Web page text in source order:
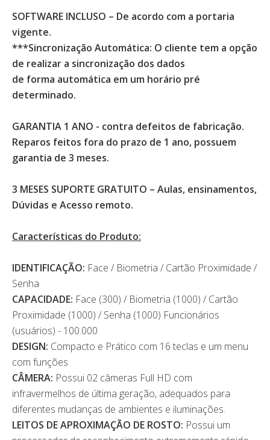
SOFTWARE INCLUSO – De acordo com a portaria
vigente.
***Sincronização Automática: O cliente tem a opção
de realizar a sincronização dos dados
de forma automática em um horário pré
determinado.
GARANTIA 1 ANO - contra defeitos de fabricação.
Reparos feitos fora do prazo de 1 ano, possuem
garantia de 3 meses.
3 MESES SUPORTE GRATUITO – Aulas, ensinamentos,
Dúvidas e Acesso remoto.
Características do Produto:
IDENTIFICAÇÃO: Face / Biometria / Cartão Proximidade /
Senha
CAPACIDADE: Face (300) / Biometria (1000) / Cartão
Proximidade (1000) / Senha (1000) Funcionários
(usuários) - 100.000
DESIGN: Compacto e Prático com 16 teclas e um menu
com funções
CÂMERA: Possui 02 câmeras Full HD com
infravermelhos de última geração, adequados para
diferentes mudanças de ambientes e iluminações.
LEITOS DE APROXIMAÇÃO DE ROSTO: Possui um